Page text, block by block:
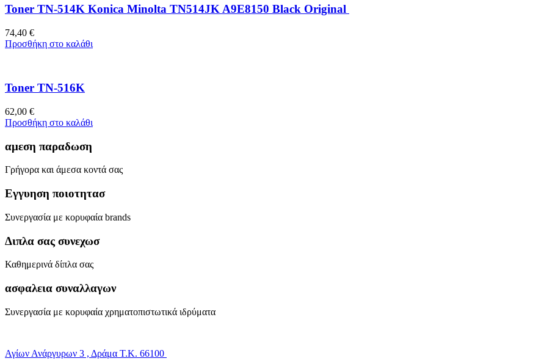
Toner TN-514K Konica Minolta TN514JK A9E8150 Black Original
74,40 €
Προσθήκη στο καλάθι
Toner TN-516K
62,00 €
Προσθήκη στο καλάθι
αμεση παραδωση
Γρήγορα και άμεσα κοντά σας
Εγγυηση ποιοτητασ
Συνεργασία με κορυφαία brands
Διπλα σας συνεχωσ
Καθημερινά δίπλα σας
ασφαλεια συναλλαγων
Συνεργασία με κορυφαία χρηματοπιστωτικά ιδρύματα
Αγίων Ανάργυρων 3 , Δράμα Τ.Κ. 66100